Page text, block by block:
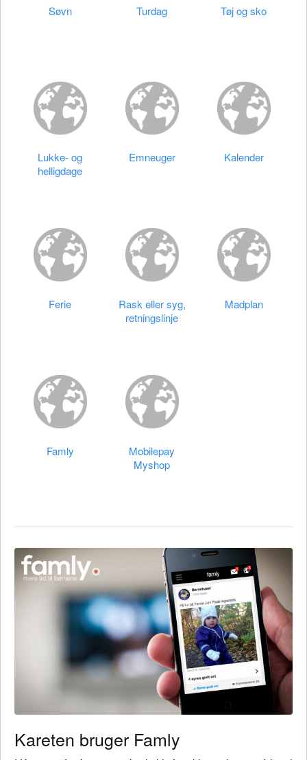
Søvn Turdag Tøj og sko
Lukke- og
helligdage
Emneuger Kalender
Ferie
Rask eller syg,
retningslinje
Madplan
Famly
Mobilepay
Myshop
Kareten bruger Famly